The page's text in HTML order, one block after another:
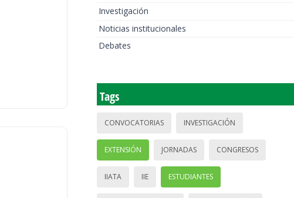
Investigación
Noticias institucionales
Debates
Tags
CONVOCATORIAS INVESTIGACIÓN
EXTENSIÓN JORNADAS CONGRESOS
IIATA IIE ESTUDIANTES